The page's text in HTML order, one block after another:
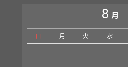
8 月
日 月 火 水